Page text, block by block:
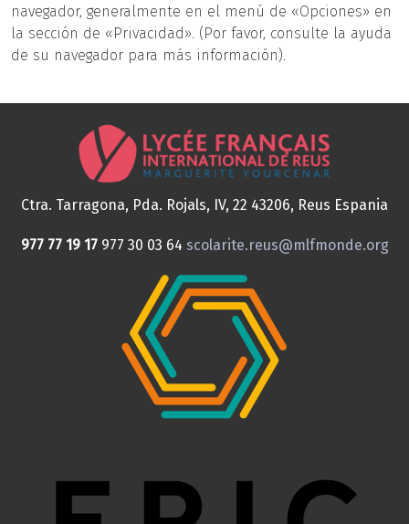
navegador, generalmente en el menú de «Opciones» en
la sección de «Privacidad». (Por favor, consulte la ayuda
de su navegador para más información).
Ctra. Tarragona, Pda. Rojals, IV, 22 43206, Reus Espania
977 77 19 17 977 30 03 64 scolarite.reus@mlfmonde.org